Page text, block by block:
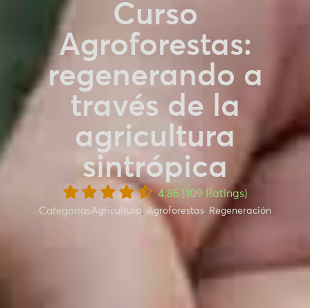
Curso
Agroforestas:
regenerando a
través de la
agricultura
sintrópica
4.86 (109 Ratings)
CategoríasAgricultura, Agroforestas, Regeneración